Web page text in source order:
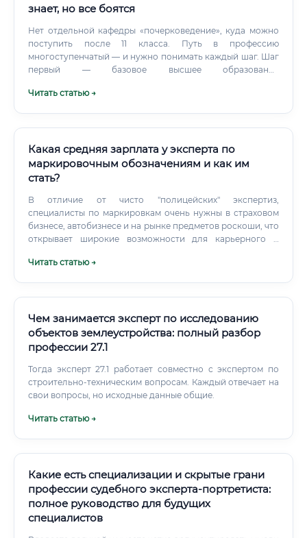
знает, но все боятся
Нет отдельной кафедры «почерковедение», куда можно
поступить после 11 класса. Путь в профессию
многоступенчатый — и нужно понимать каждый шаг. Шаг
первый — базовое высшее образование
криминалистики.
Читать статью →
Какая средняя зарплата у эксперта по
маркировочным обозначениям и как им
стать?
В отличие от чисто "полицейских" экспертиз,
специалисты по маркировкам очень нужны в страховом
бизнесе, автобизнесе и на рынке предметов роскоши, что
открывает широкие возможности для карьерного и
изобретают новые способы подделки, а эксперты —
Читать статью →
Чем занимается эксперт по исследованию
объектов землеустройства: полный разбор
профессии 27.1
Тогда эксперт 27.1 работает совместно с экспертом по
строительно-техническим вопросам. Каждый отвечает на
свои вопросы, но исходные данные общие.
Читать статью →
Какие есть специализации и скрытые грани
профессии судебного эксперта-портретиста:
полное руководство для будущих
специалистов